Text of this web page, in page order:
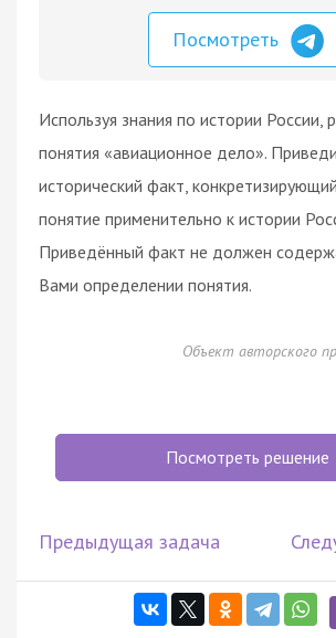
Посмотреть
Используя знания по истории России,
понятия «авиационное дело».
исторический факт,
понятие применительно к истории
Приведённый факт не должен
Вами определении понятия.
Объект авторского
Посмотреть решение
Предыдущая задача